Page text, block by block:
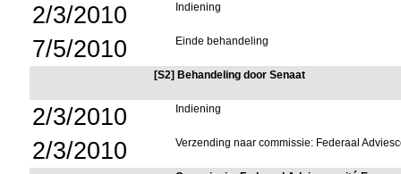
2/3/2010 Indiening
7/5/2010 Einde behandeling
[S2] Behandeling door Senaat
2/3/2010 Indiening
2/3/2010 Verzending naar commissie: Federaal